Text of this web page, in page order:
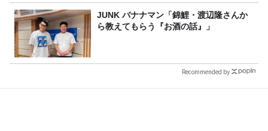
JUNK バナナマン「錦鯉・渡辺隆さんか
ら教えてもらう『お酒の話』」
Recommended by